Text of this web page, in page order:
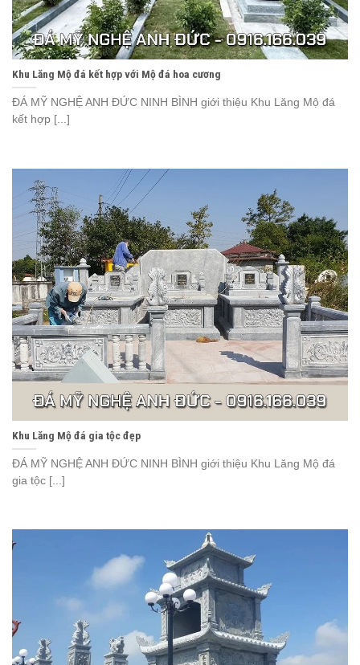
Khu Lăng Mộ đá kết hợp với Mộ đá hoa cương
ĐÁ MỸ NGHỆ ANH ĐỨC NINH BÌNH giới thiệu Khu Lăng Mộ đá
kết hợp [...]
Khu Lăng Mộ đá gia tộc đẹp
ĐÁ MỸ NGHỆ ANH ĐỨC NINH BÌNH giới thiệu Khu Lăng Mộ đá
gia tộc [...]